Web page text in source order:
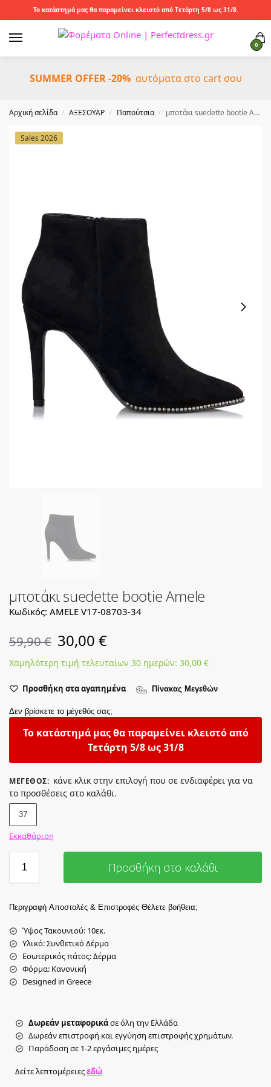
Το κατάστημά μας θα παραμείνει κλειστό από Τετάρτη 5/8 ως 31/8.
0
SUMMER OFFER -20%αυτόματα στο cart σου
Αρχική σελίδα / ΑΞΕΣΟΥΑΡ / Παπούτσια / μποτάκι suedette bootie Amele
Sales 2026
μποτάκι suedette bootie Amele
Κωδικός: AMELE V17-08703-34
59,90€ 30,00 €
Χαμηλότερη τιμή τελευταίων 30 ημερών: 30,00 €
Προσθήκη στα αγαπημένα Πίνακας Μεγεθών
Δεν βρίσκετε το μέγεθός σας;
Το κατάστημά μας θα παραμείνει κλειστό από
Τετάρτη 5/8 ως 31/8
ΜΈΓΕΘΟΣ: κάνε κλικ στην επιλογή που σε ενδιαφέρει για να
το προσθέσεις στο καλάθι.
37
Εκκαθάριση
Προσθήκη στο καλάθι
Περιγραφή Αποστολές & Επιστροφές Θέλετε βοήθεια;
Ύψος Τακουνιού: 10εκ.
Υλικό: Συνθετικό Δέρμα
Εσωτερικός πάτος: Δέρμα
Φόρμα: Κανονική
Designed in Greece
Δωρεάν μεταφορικάσε όλη την Ελλάδα
Δωρεάν επιστροφή και εγγύηση επιστροφής χρημάτων.
Παράδοση σε 1-2 εργάσιμες ημέρες
Δείτε λεπτομέρειεςεδώ